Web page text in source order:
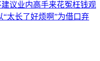
议业内高手来花冤枉钱观
太长了好烦啊”为借口弃